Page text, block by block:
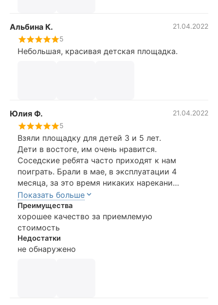
Альбина К.
21.04.2022
5
Небольшая, красивая детская площадка.
Юлия Ф.
21.04.2022
5
Взяли площадку для детей 3 и 5 лет.
Дети в востоге, им очень нравится.
Соседские ребята часто приходят к нам
поиграть. Брали в мае, в эксплуатации 4
месяца, за это время никаких нареканий,
дети разного возраста и веса что только
не делали на площадке, стоит целая)))
Немного выгорели качели, стали бледнее,
в остальном, как новая.
Песочница под домиком оказалась
неудобной, мало места для двоих. Но мы
Показать больше
Преимущества
хорошее качество за приемлемую
стоимость
Недостатки
не обнаружено